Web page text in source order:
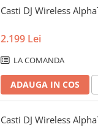
Casti DJ Wireless
2.199 Lei
LA COMANDA
ADAUGA IN COS
Casti DJ Wireless